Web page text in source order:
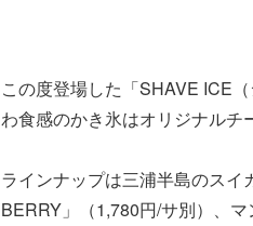
この度登場した「SHAVE ICE
わ食感のかき氷はオリジナルチ
ラインナップは三浦半島のス
BERRY」（1,780円/サ別）、